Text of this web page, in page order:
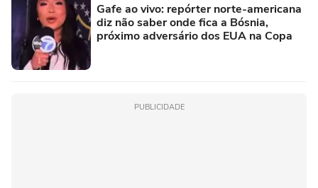
Gafe ao vivo: repórter norte-americana
diz não saber onde fica a Bósnia,
próximo adversário dos EUA na Copa
PUBLICIDADE